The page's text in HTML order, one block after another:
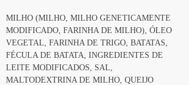
MILHO (MILHO, MILHO GENETICAMENTE
MODIFICADO, FARINHA DE MILHO), ÓLEO
VEGETAL, FARINHA DE TRIGO, BATATAS,
FÉCULA DE BATATA, INGREDIENTES DE
LEITE MODIFICADOS, SAL,
MALTODEXTRINA DE MILHO, QUEIJO